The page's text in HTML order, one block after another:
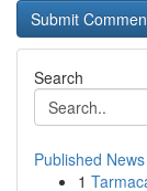
Search
Published News
1